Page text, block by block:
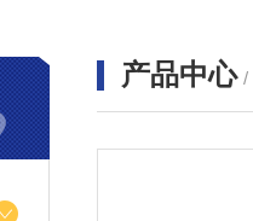
产品中心 /